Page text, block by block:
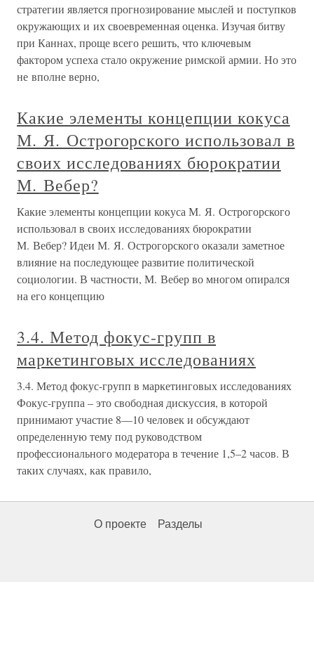
стратегии является прогнозирование мыслей и поступков
окружающих и их своевременная оценка. Изучая битву
при Каннах, проще всего решить, что ключевым
фактором успеха стало окружение римской армии. Но это
не вполне верно,
Какие элементы концепции кокуса
М. Я. Острогорского использовал в
своих исследованиях бюрократии
М. Вебер?
Какие элементы концепции кокуса М. Я. Острогорского
использовал в своих исследованиях бюрократии
М. Вебер? Идеи М. Я. Острогорского оказали заметное
влияние на последующее развитие политической
социологии. В частности, М. Вебер во многом опирался
на его концепцию
3.4. Метод фокус-групп в
маркетинговых исследованиях
3.4. Метод фокус-групп в маркетинговых исследованиях
Фокус-группа – это свободная дискуссия, в которой
принимают участие 8—10 человек и обсуждают
определенную тему под руководством
профессионального модератора в течение 1,5–2 часов. В
таких случаях, как правило,
О проекте Разделы